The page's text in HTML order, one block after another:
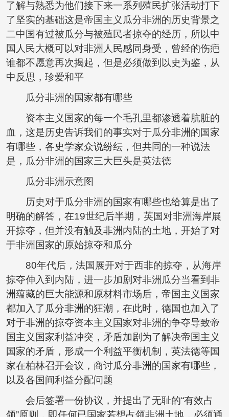
了解与熟悉为他们接下来一系列殖民扩张活动打下
了坚实的基础这是帝国主义瓜分非洲的历史背景之
二中国有过被瓜分与被殖民者掠夺的经历，所以中
国人民大概可以对非洲人民感同身受，曾经的伤疤
谁都不愿意再次揭起，但是必须做到以史为鉴，从
中反思，珍爱和平
瓜分非洲的国家都有哪些
资本主义国家的每一个毛孔里都渗透着肮脏的
血，这是历史告诉我们的事实对于瓜分非洲的国家
有哪些，各史学家众说纷纭，但共同的一种说法
是，瓜分非洲的国家三大巨头是英法德
瓜分非洲示意图
历史对于瓜分非洲的国家有哪些也给算是出了
明确的解答，在19世纪后半期，英国对非洲海岸展
开掠夺，但并没有触及非洲内陆的土地，开始了对
于非洲国家的原始掠夺和瓜分
80年代后，法国展开对于西非的掠夺，从海岸
掠夺伸入到内陆，进一步加剧对非洲瓜分当看到非
洲蕴藏的巨大能源和原材料市场后，帝国主义国家
都加入了瓜分非洲的狂潮，在此时，德国也加入了
对于非洲的掠夺资本主义国家对非洲的争夺导致帝
国主义国家利益冲突，矛盾加剧为了解决帝国主义
国家的矛盾，形成一个利益平衡机制，英法德等国
家在柏林召开会议，商讨瓜分非洲的国家有哪些，
以及各国间利益分配问题
会后签署一份协议，并提出了无耻的“有效占
领”原则，即任何已国家若想占领非洲土地，必须通